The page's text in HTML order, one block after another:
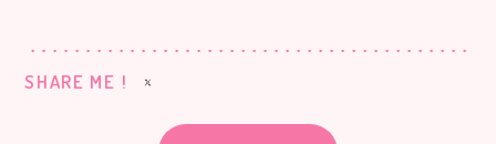
SHARE ME !